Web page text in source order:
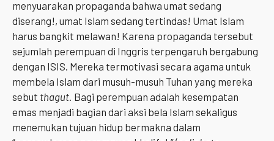
menyuarakan propaganda bahwa umat sedang
diserang!, umat Islam sedang tertindas! Umat Islam
harus bangkit melawan! Karena propaganda tersebut
sejumlah perempuan di Inggris terpengaruh bergabung
dengan ISIS. Mereka termotivasi secara agama untuk
membela Islam dari musuh-musuh Tuhan yang mereka
sebut thagut. Bagi perempuan adalah kesempatan
emas menjadi bagian dari aksi bela Islam sekaligus
menemukan tujuan hidup bermakna dalam